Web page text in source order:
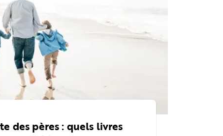
des pères : quels livres